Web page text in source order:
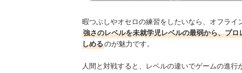
暇つぶしやオセロの練習をしたいなら、オフライ
強さのレベルを未就学児レベルの最弱から、プ
しめるのが魅力です。
人間と対戦すると、レベルの違いでゲームの進